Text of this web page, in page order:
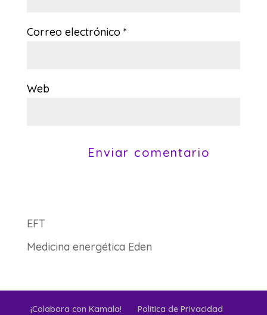
Correo electrónico *
Web
EFT
Medicina energética Eden
¡Colabora con Kamala! Politica de Privacidad